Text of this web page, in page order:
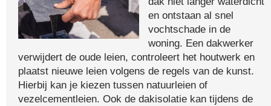
en ontstaan al snel
vochtschade in de
woning. Een dakwerker
verwijdert de oude leien, controleert het houtwerk en
plaatst nieuwe leien volgens de regels van de kunst.
Hierbij kan je kiezen tussen natuurleien of
vezelcementleien. Ook de dakisolatie kan tijdens de